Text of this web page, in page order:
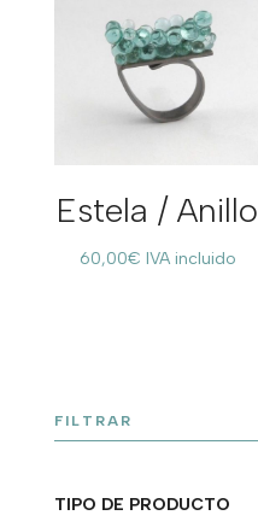
Estela / Anillo
60,00€ IVA incluido
FILTRAR
TIPO DE PRODUCTO